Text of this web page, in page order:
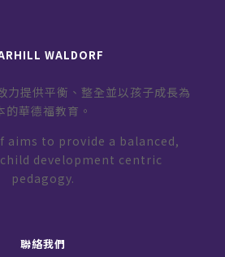
WALDORF
提供平衡、整全並以孩子成長為
的華德福教育。
aims to provide a balanced,
development centric
pedagogy.
聯絡我們